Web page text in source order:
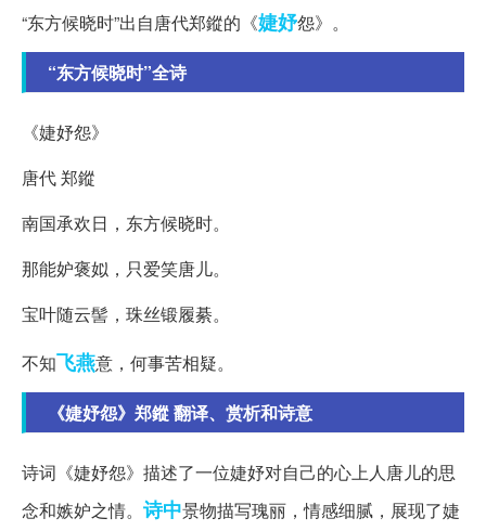
“东方候晓时”出自唐代郑鏦的《婕妤怨》。
“东方候晓时”全诗
《婕妤怨》
唐代 郑鏦
南国承欢日，东方候晓时。
那能妒褒姒，只爱笑唐儿。
宝叶随云髻，珠丝锻履綦。
不知飞燕意，何事苦相疑。
《婕妤怨》郑鏦 翻译、赏析和诗意
诗词《婕妤怨》描述了一位婕妤对自己的心上人唐儿的思
念和嫉妒之情。 诗中景物描写瑰丽，情感细腻，展现了婕